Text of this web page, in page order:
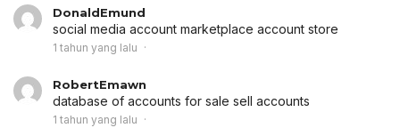
DonaldEmund
social media account marketplace account store
1 tahun yang lalu
RobertEmawn
database of accounts for sale sell accounts
1 tahun yang lalu